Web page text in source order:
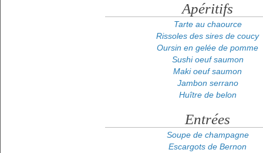
Apéritifs
Tarte au chaource
Rissoles des sires de coucy
Oursin en gelée de pomme
Sushi oeuf saumon
Maki oeuf saumon
Jambon serrano
Huître de belon
Entrées
Soupe de champagne
Escargots de Bernon